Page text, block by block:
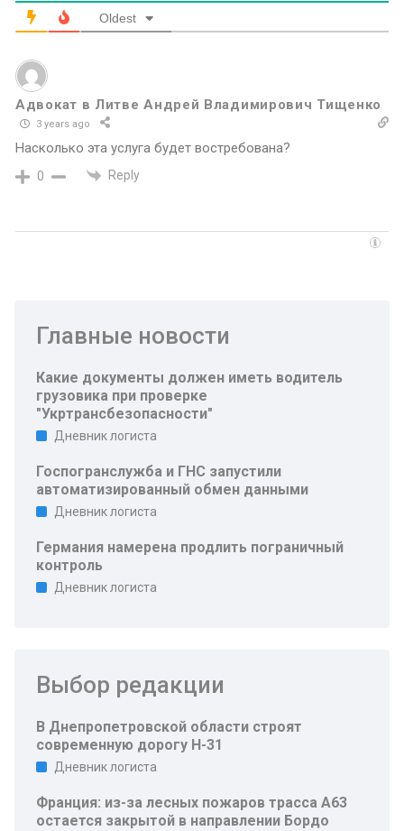
Oldest
Адвокат в Литве Андрей Владимирович Тищенко
3 years ago
Насколько эта услуга будет востребована?
0 Reply
Главные новости
Какие документы должен иметь водитель
грузовика при проверке
"Укртрансбезопасности"
Дневник логиста
Госпогранслужба и ГНС запустили
автоматизированный обмен данными
Дневник логиста
Германия намерена продлить пограничный
контроль
Дневник логиста
Выбор редакции
В Днепропетровской области строят
современную дорогу Н-31
Дневник логиста
Франция: из-за лесных пожаров трасса A63
остается закрытой в направлении Бордо